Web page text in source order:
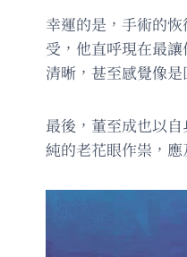
幸運的是，手術的
受，他直呼現在最
清晰，甚至感覺像
最後，董至成也以
純的老花眼作祟，應